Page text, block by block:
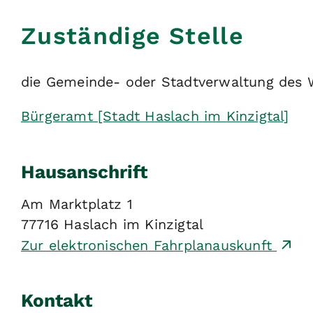
Zuständige Stelle
die Gemeinde- oder Stadtverwaltung des
Bürgeramt [Stadt Haslach im Kinzigtal]
Hausanschrift
Am Marktplatz 1
77716 Haslach im Kinzigtal
Zur elektronischen Fahrplanauskunft
Kontakt